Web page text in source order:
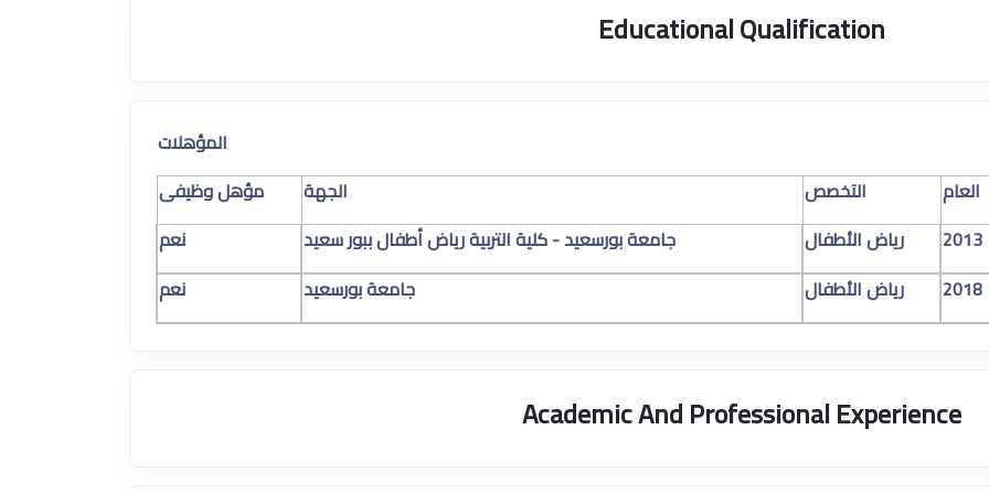
Educational Qualification
المؤهلات
العام
التخصص الجهة
مؤهل وظيفى
2013
رياض الأطفال جامعة بورسعيد - كلية التربية رياض أطفال ببور سعيد
نعم
2018
رياض الأطفال جامعة بورسعيد نعم
Academic And Professional Experience